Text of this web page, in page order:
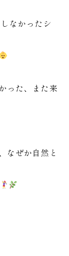
なかったシ
った、また来
なぜか自然と